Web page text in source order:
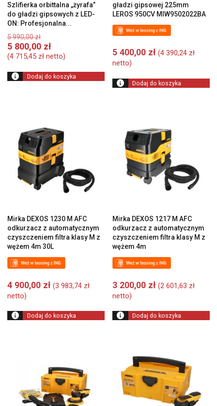
Szlifierka orbittalna „żyrafa”
do gładzi gipsowych z LED-
ON: Profesjonalna...
5 990,00złPierwotna
cena
wynosiła:
990,00 zł.
5 800,00 zł
cena
wynosi:
5
800,00 zł.
(4 715,45 zł netto)
Dodaj do koszyka
gładzi gipsowej 225mm
LEROS 950CV MIW9502022BA
5 400,00 zł (4 390,24 zł
netto)
Dodaj do koszyka
Mirka DEXOS 1230 M AFC
odkurzacz z automatycznym
czyszczeniem filtra klasy M z
wężem 4m 30L
4 900,00 zł (3 983,74 zł
netto)
Dodaj do koszyka
Mirka DEXOS 1217 M AFC
odkurzacz z automatycznym
czyszczeniem filtra klasy M z
wężem 4m
3 200,00 zł (2 601,63 zł
netto)
Dodaj do koszyka